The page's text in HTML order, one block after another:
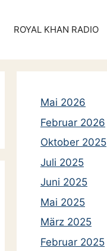
ROYAL KHAN RADIO
Mai 2026
Februar 2026
Oktober 2025
Juli 2025
Juni 2025
Mai 2025
März 2025
Februar 2025